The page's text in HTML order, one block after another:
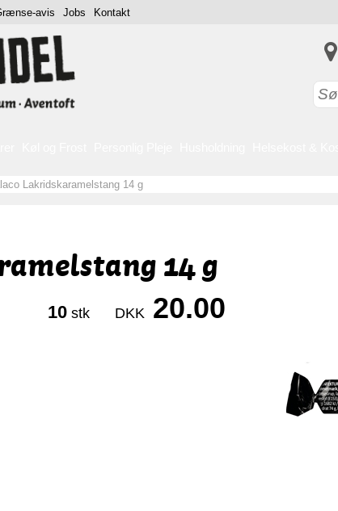
Lakridskaramelstang 14 g
14 g
10 stk DKK 20.00
avis Jobs Kontakt